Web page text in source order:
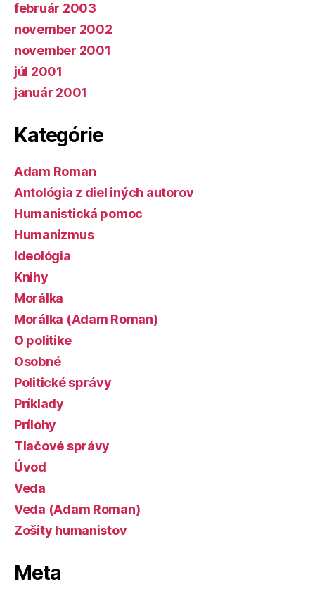
február 2003
november 2002
november 2001
júl 2001
január 2001
Kategórie
Adam Roman
Antológia z diel iných autorov
Humanistická pomoc
Humanizmus
Ideológia
Knihy
Morálka
Morálka (Adam Roman)
O politike
Osobné
Politické správy
Príklady
Prílohy
Tlačové správy
Úvod
Veda
Veda (Adam Roman)
Zošity humanistov
Meta